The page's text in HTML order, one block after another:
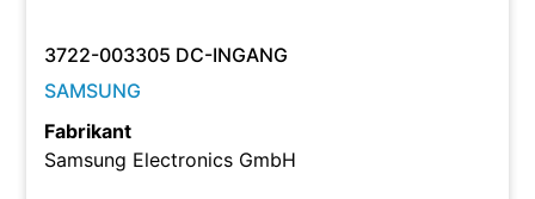
3722-003305 DC-INGANG
SAMSUNG
Fabrikant
Samsung Electronics GmbH